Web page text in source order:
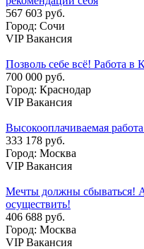
567 603 руб.
Город: Сочи
VIP Вакансия
Позволь себе всё! Работа в
700 000 руб.
Город: Краснодар
VIP Вакансия
Высокооплачиваемая
333 178 руб.
Город: Москва
VIP Вакансия
Мечты должны сбываться!
осуществить!
406 688 руб.
Город: Москва
VIP Вакансия